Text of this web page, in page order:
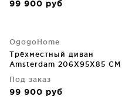
99 900 руб
OgogoHome
Трёхместный диван
Amsterdam 206X95X85 CM
Под заказ
99 900 руб